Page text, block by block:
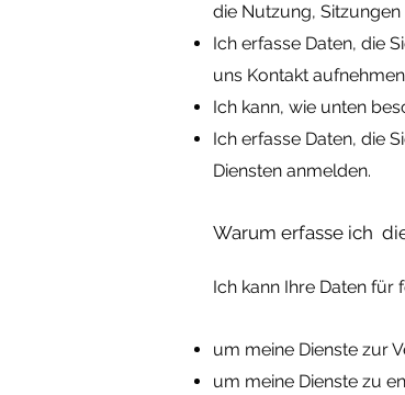
die Nutzung,
Ich erfasse Daten, die
uns Kontakt
Ich kann, wie unten
Ich erfasse Daten, die
Diensten anmelden.
Warum erfasse ich
Ich kann Ihre Daten für
um meine Dienste zur
um meine Dienste zu